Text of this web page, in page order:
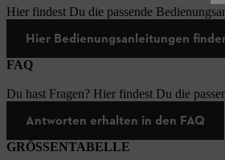
Hier findest Du die passende
Hier Bedienungsanleitungen
FAQ
Du hast Fragen? Hier findest Du die
Antworten erhalten in den FAQ
GRÖSSENTABELLE